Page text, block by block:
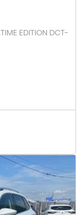
EDITION DCT-